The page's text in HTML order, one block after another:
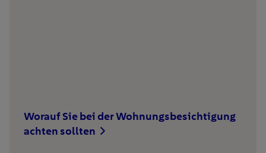
Worauf Sie bei der Wohnungsbesichtigung
achten sollten